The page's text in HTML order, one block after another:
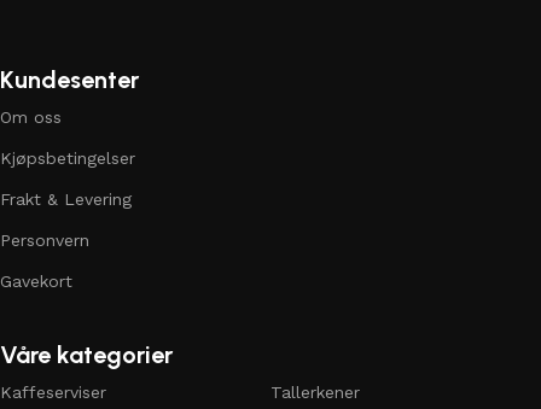
Kundesenter
Om oss
Kjøpsbetingelser
Frakt & Levering
Personvern
Gavekort
Våre kategorier
Kaffeserviser Tallerkener